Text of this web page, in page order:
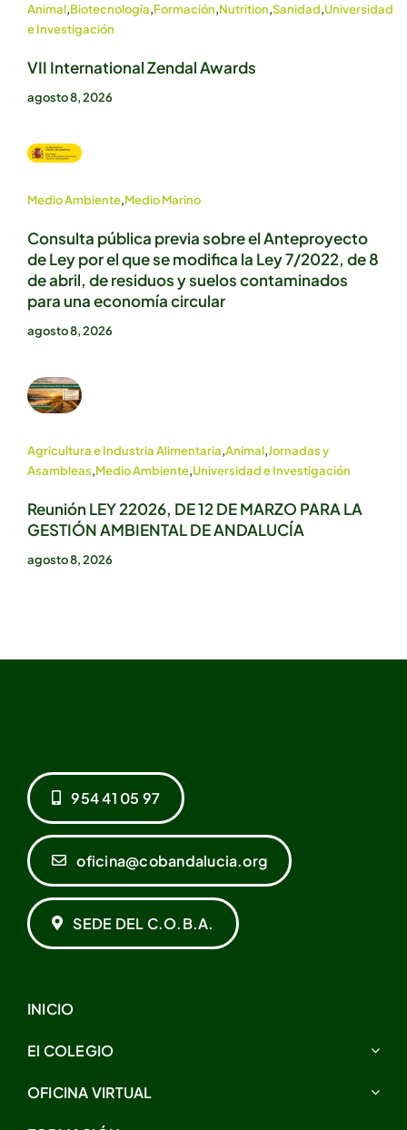
Animal,Biotecnología,Formación,Nutrition,Sanidad,Universidad
e Investigación
VII International Zendal Awards
agosto 8, 2026
Medio Ambiente,Medio Marino
Consulta pública previa sobre el Anteproyecto
de Ley por el que se modifica la Ley 7/2022, de 8
de abril, de residuos y suelos contaminados
para una economía circular
agosto 8, 2026
Agricultura e Industria Alimentaria,Animal,Jornadas y
Asambleas,Medio Ambiente,Universidad e Investigación
Reunión LEY 22026, DE 12 DE MARZO PARA LA
GESTIÓN AMBIENTAL DE ANDALUCÍA
agosto 8, 2026
954 41 05 97
oficina@cobandalucia.org
SEDE DEL C.O.B.A.
INICIO
El COLEGIO
OFICINA VIRTUAL